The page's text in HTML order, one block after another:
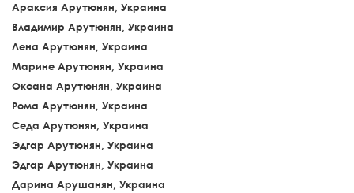
Араксия Арутюнян, Украина
Владимир Арутюнян, Украина
Лена Арутюнян, Украина
Марине Арутюнян, Украина
Оксана Арутюнян, Украина
Рома Арутюнян, Украина
Седа Арутюнян, Украина
Эдгар Арутюнян, Украина
Эдгар Арутюнян, Украина
Дарина Арушанян, Украина